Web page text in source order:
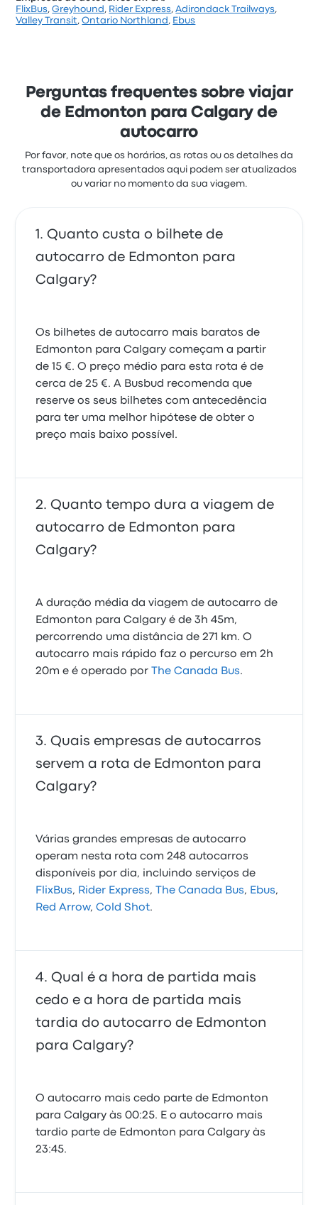
De acordo com as 693 avaliações, Cold Shot recebeu
Cold Shot para esta viagem começam em 15 €
FlixBus,Greyhound , Rider Express,Adirondack Trailways,
Valley Transit,Ontario Northland , Ebus
Perguntas frequentes sobre viajar
de Edmonton para Calgary de
autocarro
Por favor, note que os horários, as rotas ou os detalhes da
transportadora apresentados aqui podem ser atualizados
ou variar no momento da sua viagem.
Quanto custa o bilhete de
autocarro de Edmonton para
Calgary?
Os bilhetes de autocarro mais baratos de
Edmonton para Calgary começam a partir
de 15 €. O preço médio para esta rota é de
cerca de 25 €. A Busbud recomenda que
reserve os seus bilhetes com antecedência
para ter uma melhor hipótese de obter o
preço mais baixo possível.
Quanto tempo dura a viagem de
autocarro de Edmonton para
Calgary?
A duração média da viagem de autocarro de
Edmonton para Calgary é de 3h 45m,
percorrendo uma distância de 271 km. O
autocarro mais rápido faz o percurso em 2h
20m e é operado por
The Canada Bus.
Quais empresas de autocarros
servem a rota de Edmonton para
Calgary?
Várias grandes empresas de autocarro
operam nesta rota com 248 autocarros
disponíveis por dia, incluindo serviços de
FlixBus, Rider Express, The Canada Bus, Ebus,
Red Arrow,Cold Shot.
Qual é a hora de partida mais
cedo e a hora de partida mais
tardia do autocarro de Edmonton
para Calgary?
O autocarro mais cedo parte de Edmonton
para Calgary às 00:25. E o autocarro mais
tardio parte de Edmonton para Calgary às
23:45.